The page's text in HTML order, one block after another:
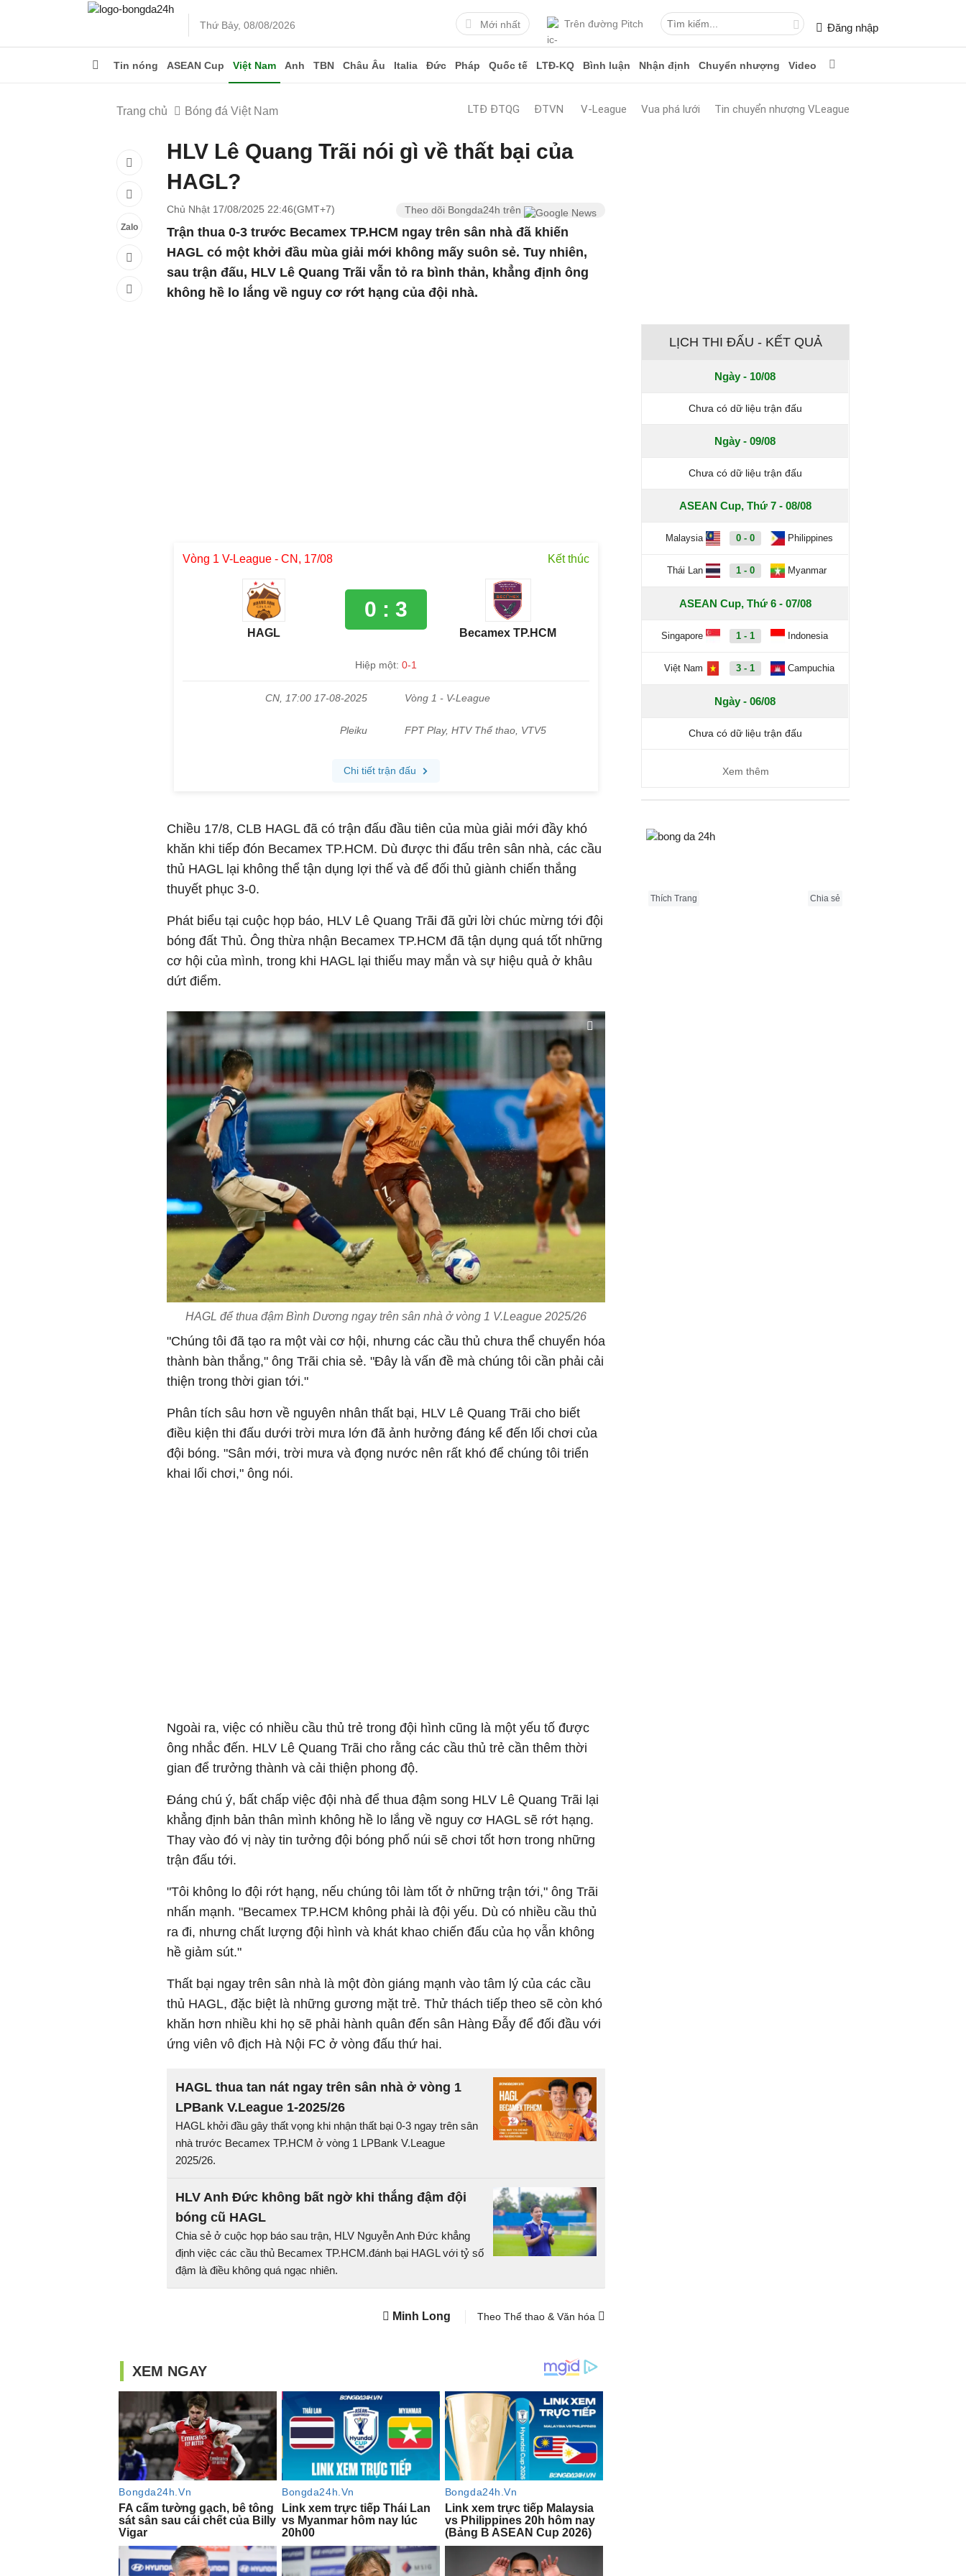
Thứ Bảy, 08/08/2026 Mới nhất Trên đường Pitch Đăng nhập
Tin nóng ASEAN Cup Việt Nam Anh TBN Châu Âu Italia Đức Pháp Quốc tế LTĐ-KQ Bình luận Nhận định Chuyển nhượng Video
Trang chủ Bóng đá Việt Nam LTĐ ĐTQG ĐTVN V-League Vua phá lưới Tin chuyển nhượng VLeague
Zalo
HLV Lê Quang Trãi nói gì về thất bại của
HAGL?
Chủ Nhật 17/08/2025 22:46(GMT+7) Theo dõi Bongda24h trên
Trận thua 0-3 trước Becamex TP.HCM ngay trên sân nhà đã khiến
HAGL có một khởi đầu mùa giải mới không mấy suôn sẻ. Tuy nhiên,
sau trận đấu, HLV Lê Quang Trãi vẫn tỏ ra bình thản, khẳng định ông
không hề lo lắng về nguy cơ rớt hạng của đội nhà.
Chiều 17/8, CLB HAGL đã có trận đấu đầu tiên của mùa giải mới đầy khó
khăn khi tiếp đón Becamex TP.HCM. Dù được thi đấu trên sân nhà, các cầu
thủ HAGL lại không thể tận dụng lợi thế và để đối thủ giành chiến thắng
thuyết phục 3-0.
Phát biểu tại cuộc họp báo, HLV Lê Quang Trãi đã gửi lời chúc mừng tới đội
bóng đất Thủ. Ông thừa nhận Becamex TP.HCM đã tận dụng quá tốt những
cơ hội của mình, trong khi HAGL lại thiếu may mắn và sự hiệu quả ở khâu
dứt điểm.
HAGL để thua đậm Bình Dương ngay trên sân nhà ở vòng 1 V.League 2025/26
"Chúng tôi đã tạo ra một vài cơ hội, nhưng các cầu thủ chưa thể chuyển hóa
thành bàn thắng," ông Trãi chia sẻ. "Đây là vấn đề mà chúng tôi cần phải cải
thiện trong thời gian tới."
Phân tích sâu hơn về nguyên nhân thất bại, HLV Lê Quang Trãi cho biết
điều kiện thi đấu dưới trời mưa lớn đã ảnh hưởng đáng kể đến lối chơi của
đội bóng. "Sân mới, trời mưa và đọng nước nên rất khó để chúng tôi triển
khai lối chơi," ông nói.
Ngoài ra, việc có nhiều cầu thủ trẻ trong đội hình cũng là một yếu tố được
ông nhắc đến. HLV Lê Quang Trãi cho rằng các cầu thủ trẻ cần thêm thời
gian để trưởng thành và cải thiện phong độ.
Đáng chú ý, bất chấp việc đội nhà để thua đậm song HLV Lê Quang Trãi lại
khẳng định bản thân mình không hề lo lắng về nguy cơ HAGL sẽ rớt hạng.
Thay vào đó vị này tin tưởng đội bóng phố núi sẽ chơi tốt hơn trong những
trận đấu tới.
"Tôi không lo đội rớt hạng, nếu chúng tôi làm tốt ở những trận tới," ông Trãi
nhấn mạnh. "Becamex TP.HCM không phải là đội yếu. Dù có nhiều cầu thủ
ra đi, nhưng chất lượng đội hình và khát khao chiến đấu của họ vẫn không
hề giảm sút."
Thất bại ngay trên sân nhà là một đòn giáng mạnh vào tâm lý của các cầu
thủ HAGL, đặc biệt là những gương mặt trẻ. Thử thách tiếp theo sẽ còn khó
khăn hơn nhiều khi họ sẽ phải hành quân đến sân Hàng Đẫy để đối đầu với
ứng viên vô địch Hà Nội FC ở vòng đấu thứ hai.
HAGL thua tan nát ngay trên sân nhà ở vòng 1
LPBank V.League 1-2025/26
HAGL khởi đầu gây thất vọng khi nhận thất bại 0-3 ngay trên sân
nhà trước Becamex TP.HCM ở vòng 1 LPBank V.League
2025/26.
HLV Anh Đức không bất ngờ khi thắng đậm đội
bóng cũ HAGL
Chia sẻ ở cuộc họp báo sau trận, HLV Nguyễn Anh Đức khẳng
định việc các cầu thủ Becamex TP.HCM.đánh bại HAGL với tỷ số
đậm là điều không quá ngạc nhiên.
Minh Long Theo Thể thao & Văn hóa
LỊCH THI ĐẤU - KẾT QUẢ
Ngày - 10/08
Chưa có dữ liệu trận đấu
Ngày - 09/08
Chưa có dữ liệu trận đấu
ASEAN Cup, Thứ 7 - 08/08
Malaysia 0 - 0 Philippines
Thái Lan 1 - 0 Myanmar
ASEAN Cup, Thứ 6 - 07/08
Singapore 1 - 1 Indonesia
Việt Nam 3 - 1 Campuchia
Ngày - 06/08
Chưa có dữ liệu trận đấu
Xem thêm
Thích Trang Chia sẻ